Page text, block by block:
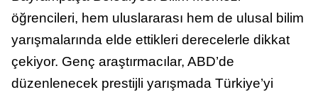
öğrencileri, hem uluslararası hem de ulusal bilim
yarışmalarında elde ettikleri derecelerle dikkat
çekiyor. Genç araştırmacılar, ABD’de
düzenlenecek prestijli yarışmada Türkiye’yi